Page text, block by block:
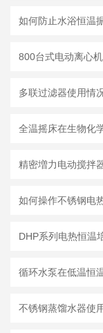
如何防止水浴恒温
800台式电动离心
多联过滤器使用情
精密増力电动搅拌
如何操作不锈钢电
DHP系列电热恒温
循环水泵在低温恒
不锈钢蒸馏水器使